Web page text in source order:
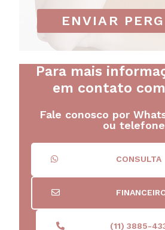
ENVIAR
Para mais
em contato com
Fale conosco por
ou telefone
CONSULTA
(11) 3885-